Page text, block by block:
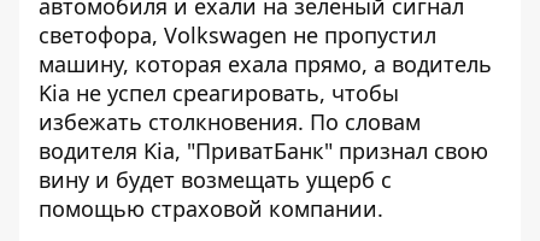
автомобиля и ехали на зеленый сигнал
светофора, Volkswagen не пропустил
машину, которая ехала прямо, а водитель
Kia не успел среагировать, чтобы
избежать столкновения. По словам
водителя Kia, "ПриватБанк" признал свою
вину и будет возмещать ущерб с
помощью страховой компании.